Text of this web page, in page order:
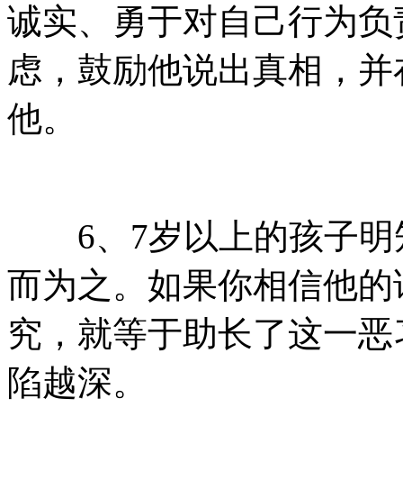
诚实、勇于对自己行为
虑，鼓励他说出真相，
他。
6、7岁以上的孩子明
而为之。如果你相信他
究，就等于助长了这一
陷越深。